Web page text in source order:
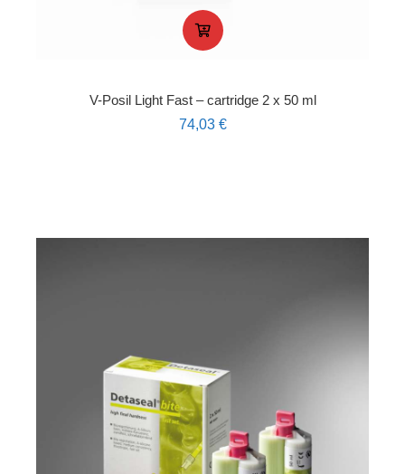
V-Posil Light Fast – cartridge 2 x 50 ml
74,03 €